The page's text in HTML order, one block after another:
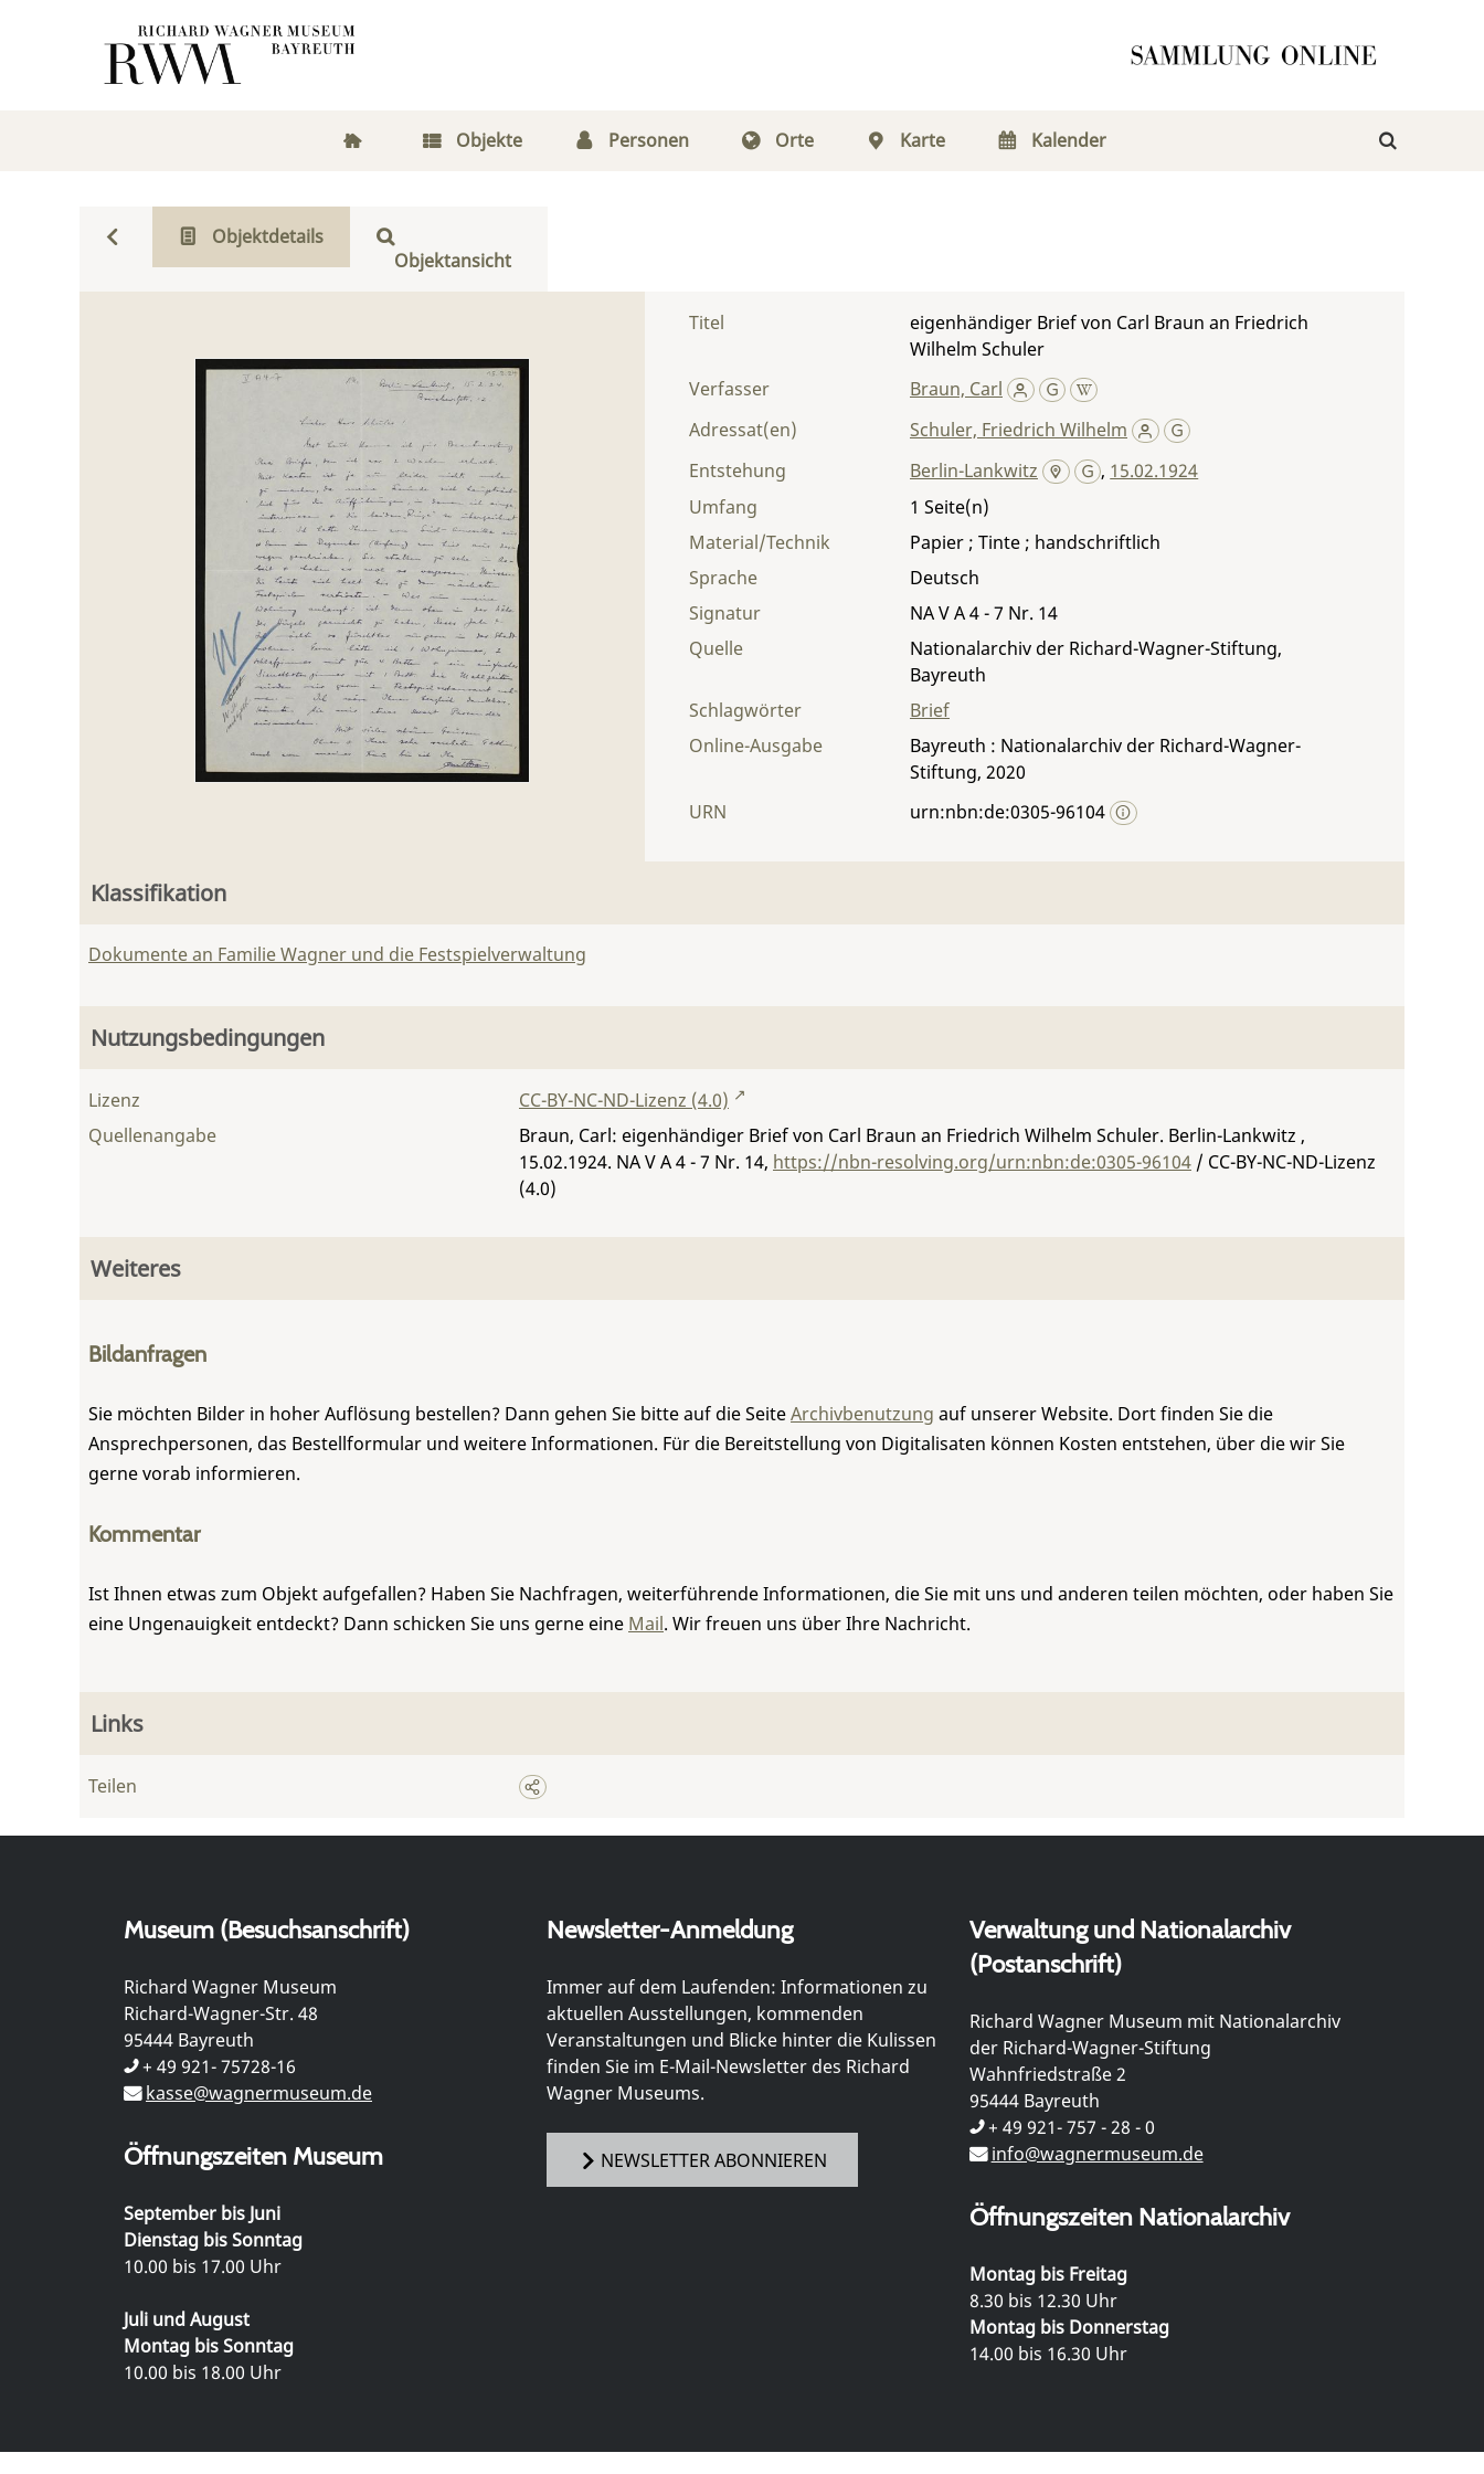
Objekte Personen Orte Karte Kalender
Objektdetails
Objektansicht
Titel
eigenhändiger Brief von Carl Braun an Friedrich
Wilhelm Schuler
Verfasser
Braun, Carl
Adressat(en)
Schuler, Friedrich Wilhelm
Entstehung
Berlin-Lankwitz , 15.02.1924
Umfang
1
Material/Technik
Papier ; Tinte ; handschriftlich
Sprache
Deutsch
Signatur
NA V A 4 - 7 Nr. 14
Quelle
Nationalarchiv der Richard-Wagner-Stiftung,
Bayreuth
Schlagwörter
Brief
Online-Ausgabe
Bayreuth : Nationalarchiv der Richard-Wagner-
Stiftung, 2020
URN
urn:nbn:de:0305-96104
Klassifikation
Dokumente an Familie Wagner und die Festspielverwaltung
Nutzungsbedingungen
Lizenz
CC-BY-NC-ND-Lizenz (4.0)
Quellenangabe
Braun, Carl: eigenhändiger Brief von Carl Braun an Friedrich Wilhelm Schuler. Berlin-Lankwitz ,
15.02.1924. NA V A 4 - 7 Nr. 14, https://nbn-resolving.org/urn:nbn:de:0305-96104 / CC-BY-NC-ND-Lizenz
(4.0)
Weiteres
Bildanfragen
Sie möchten Bilder in hoher Auflösung bestellen? Dann gehen Sie bitte auf die SeiteArchivbenutzung auf unserer Website. Dort finden Sie die
Ansprechpersonen, das Bestellformular und weitere Informationen. Für die Bereitstellung von Digitalisaten können Kosten entstehen, über die wir Sie
gerne vorab informieren.
Kommentar
Ist Ihnen etwas zum Objekt aufgefallen? Haben Sie Nachfragen, weiterführende Informationen, die Sie mit uns und anderen teilen möchten, oder haben Sie
eine Ungenauigkeit entdeckt? Dann schicken Sie uns gerne eine Mail. Wir freuen uns über Ihre Nachricht.
Links
Teilen
Museum (Besuchsanschrift)
Richard Wagner Museum
Richard-Wagner-Str. 48
95444 Bayreuth
+ 49 921- 75728-16
kasse@wagnermuseum.de
Öffnungszeiten Museum
September bis Juni
Dienstag bis Sonntag
10.00 bis 17.00 Uhr
Juli und August
Montag bis Sonntag
10.00 bis 18.00 Uhr
Newsletter-Anmeldung
Immer auf dem Laufenden: Informationen zu
aktuellen Ausstellungen, kommenden
Veranstaltungen und Blicke hinter die Kulissen
finden Sie im E-Mail-Newsletter des Richard
Wagner Museums.
NEWSLETTER ABONNIEREN
Verwaltung und Nationalarchiv
(Postanschrift)
Richard Wagner Museum mit Nationalarchiv
der Richard-Wagner-Stiftung
Wahnfriedstraße 2
95444 Bayreuth
+ 49 921- 757 - 28 - 0
info@wagnermuseum.de
Öffnungszeiten Nationalarchiv
Montag bis Freitag
8.30 bis 12.30 Uhr
Montag bis Donnerstag
14.00 bis 16.30 Uhr